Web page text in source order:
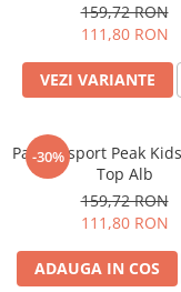
159,72 RON
111,80 RON
VEZI VARIANTE
-30%
Pantofi sport Peak
Top Alb
159,72 RON
111,80 RON
ADAUGA IN COS